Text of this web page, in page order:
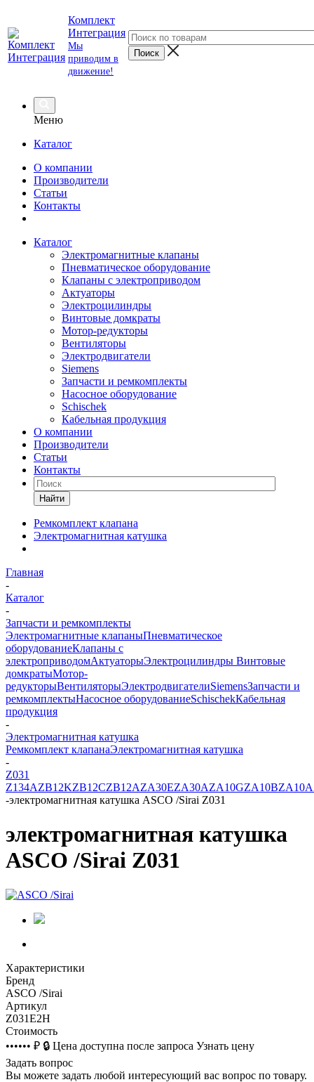
Комплект
Интеграция
Мы
приводим в
движение!
Меню
Каталог
О компании
Производители
Статьи
Контакты
Каталог
Электромагнитные клапаны
Пневматическое оборудование
Клапаны с электроприводом
Актуаторы
Электроцилиндры
Винтовые домкраты
Мотор-редукторы
Вентиляторы
Электродвигатели
Siemens
Запчасти и ремкомплекты
Насосное оборудование
Schischek
Кабельная продукция
О компании
Производители
Статьи
Контакты
Найти
Ремкомплект клапана
Электромагнитная катушка
Главная
-
Каталог
-
Запчасти и ремкомплекты
Электромагнитные клапаныПневматическое
оборудованиеКлапаны с
электроприводомАктуаторыЭлектроцилиндры Винтовые
домкратыМотор-
редукторыВентиляторыЭлектродвигателиSiemensЗапчасти и
ремкомплектыНасосное оборудованиеSchischekКабельная
продукция
-
Электромагнитная катушка
Ремкомплект клапанаЭлектромагнитная катушка
-
Z031
Z134AZB12KZB12CZB12AZA30EZA30AZA10GZA10BZA10A
-электромагнитная катушка ASCO /Sirai Z031
электромагнитная катушка
ASCO /Sirai Z031
Характеристики
Бренд
ASCO /Sirai
Артикул
Z031E2H
Стоимость
•••••• ₽ 🔒 Цена доступна после запроса Узнать цену
Задать вопрос
Вы можете задать любой интересующий вас вопрос по товару.